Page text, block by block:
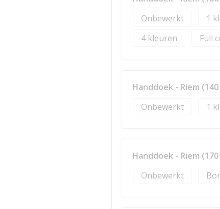
Onbewerkt
1
4
Full
Handdoek - Riem
Onbewerkt
1
Handdoek - Riem
Onbewerkt